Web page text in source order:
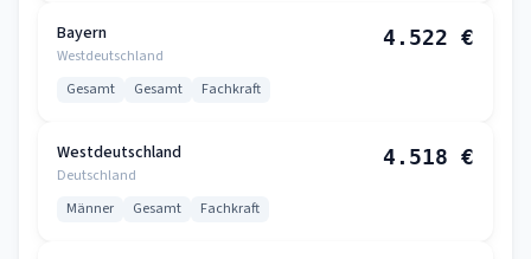
Bayern
Westdeutschland
4.522 €
Gesamt Gesamt Fachkraft
Westdeutschland
Deutschland
4.518 €
Männer Gesamt Fachkraft